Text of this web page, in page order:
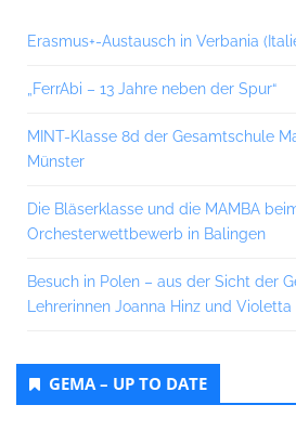
Erasmus+-Austausch in Verbania
„FerrAbi – 13 Jahre neben der Spur“
MINT-Klasse 8d der Gesamtschule
Münster
Die Bläserklasse und die MAMBA
Orchesterwettbewerb in Balingen
Besuch in Polen – aus der Sicht der
Lehrerinnen Joanna Hinz und
GEMA – UP TO DATE